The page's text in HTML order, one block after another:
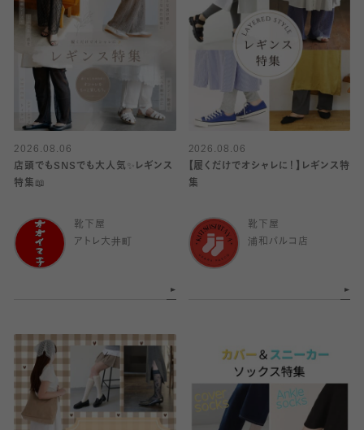
2026.08.06
店頭でもSNSでも大人気✨レギンス
特集📖
靴下屋
アトレ大井町
2026.08.06
【履くだけでオシャレに！】レギンス特
集
靴下屋
浦和パルコ店